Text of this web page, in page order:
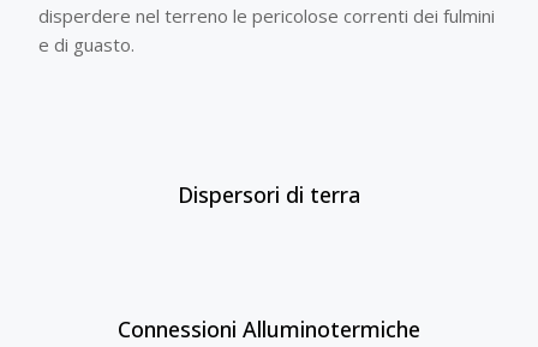
disperdere nel terreno le pericolose correnti dei fulmini
e di guasto.
Dispersori di terra
Connessioni Alluminotermiche